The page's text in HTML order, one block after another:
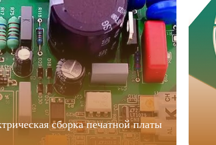
сборка печатной платы